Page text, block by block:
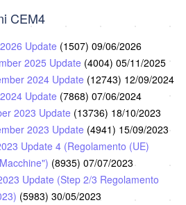
CEM4
Update (1507) 09/06/2026
2025 Update (4004) 05/11/2025
2024 Update (12743) 12/09/2024
Update (7868) 07/06/2024
2023 Update (13736) 18/10/2023
2023 Update (4941) 15/09/2023
Update 4 (Regolamento (UE)
(8935) 07/07/2023
Update (Step 2/3 Regolamento
(5983) 30/05/2023